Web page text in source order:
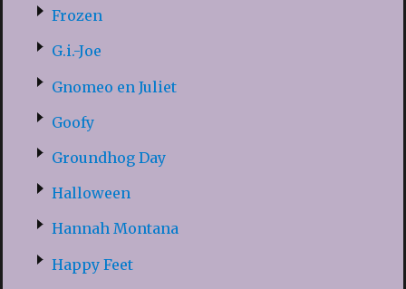
Frozen
G.i.-Joe
Gnomeo en Juliet
Goofy
Groundhog Day
Halloween
Hannah Montana
Happy Feet